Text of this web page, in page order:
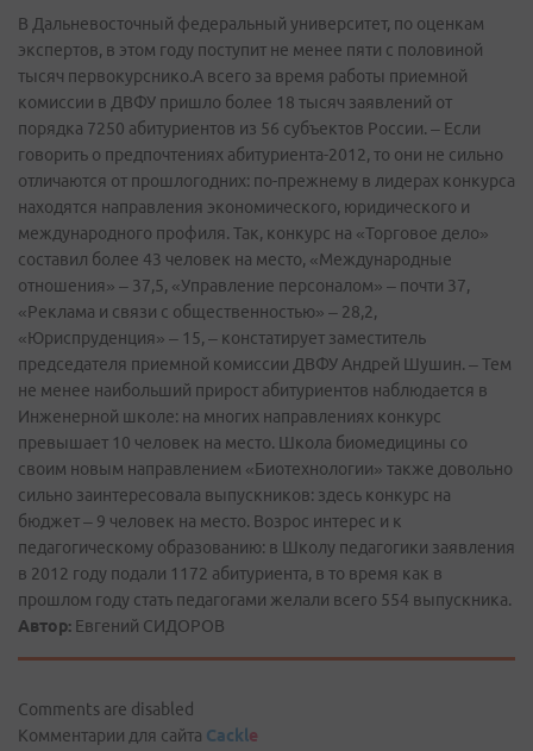
В Дальневосточный федеральный университет, по оценкам
экспертов, в этом году поступит не менее пяти с половиной
тысяч первокурснико.А всего за время работы приемной
комиссии в ДВФУ пришло более 18 тысяч заявлений от
порядка 7250 абитуриентов из 56 субъектов России. – Если
говорить о предпочтениях абитуриента-2012, то они не сильно
отличаются от прошлогодних: по-прежнему в лидерах конкурса
находятся направления экономического, юридического и
международного профиля. Так, конкурс на «Торговое дело»
составил более 43 человек на место, «Международные
отношения» – 37,5, «Управление персоналом» – почти 37,
«Реклама и связи с общественностью» – 28,2,
«Юриспруденция» – 15, – констатирует заместитель
председателя приемной комиссии ДВФУ Андрей Шушин. – Тем
не менее наибольший прирост абитуриентов наблюдается в
Инженерной школе: на многих направлениях конкурс
превышает 10 человек на место. Школа биомедицины со
своим новым направлением «Биотехнологии» также довольно
сильно заинтересовала выпускников: здесь конкурс на
бюджет – 9 человек на место. Возрос интерес и к
педагогическому образованию: в Школу педагогики заявления
в 2012 году подали 1172 абитуриента, в то время как в
прошлом году стать педагогами желали всего 554 выпускника.
Автор: Евгений СИДОРОВ
Comments are disabled
Комментарии для сайта Cackle